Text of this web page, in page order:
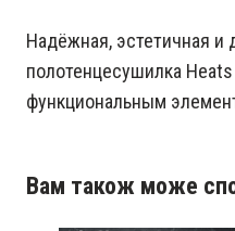
Надёжная, эстетичная и
полотенцесушилка
функциональным
Вам також може